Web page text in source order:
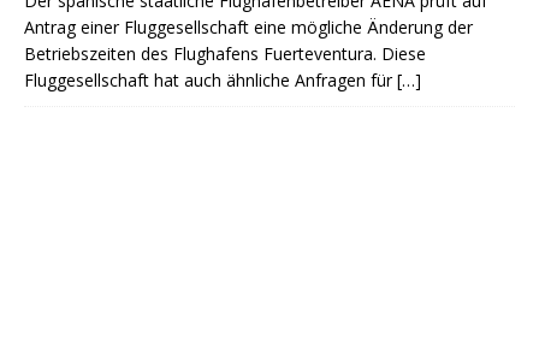
Antrag einer Fluggesellschaft eine mögliche Änderung der
Betriebszeiten des Flughafens Fuerteventura. Diese
Fluggesellschaft hat auch ähnliche Anfragen für[…]